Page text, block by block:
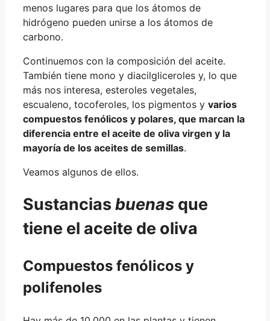
menos lugares para que los átomos de
hidrógeno pueden unirse a los átomos de
carbono.
Continuemos con la composición del aceite.
También tiene mono y diacilgliceroles y, lo que
más nos interesa, esteroles vegetales,
escualeno, tocoferoles, los pigmentos y varios
compuestos fenólicos y polares, que marcan la
diferencia entre el aceite de oliva virgen y la
mayoría de los aceites de semillas.
Veamos algunos de ellos.
Sustanciasbuenas que
tiene el aceite de oliva
Compuestos fenólicos y
polifenoles